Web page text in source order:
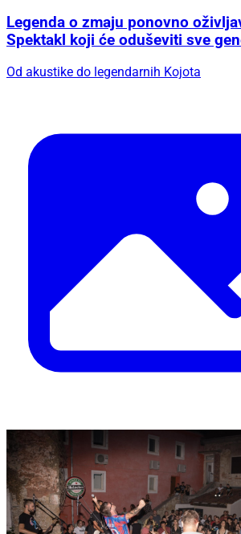
Legenda o zmaju ponovno
Spektakl koji će oduševiti sve
Od akustike do legendarnih Kojota